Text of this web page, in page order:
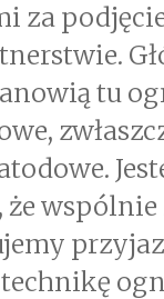
za
tu
wspólnie